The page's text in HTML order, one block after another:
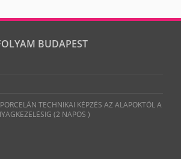
BUDAPEST
TECHNIKAI KÉPZÉS AZ ALAPOKTÓL A
(2 NAPOS )